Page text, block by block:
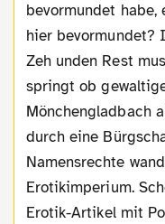
bevormundet habe,
hier bevormundet?
Zeh unden Rest
springt ob
Mönchengladbach
durch eine
Namensrechte
Erotikimperium.
Erotik-Artikel mit